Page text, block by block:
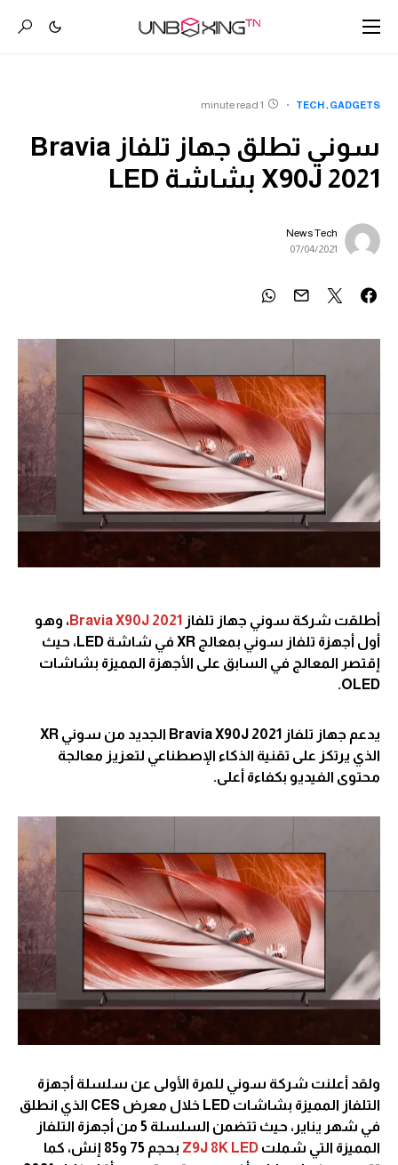
GADGETS
TECH
1 minute read
سوني تطلق جهاز تلفاز Bravia
X90J 2021 بشاشة LED
News Tech
07/04/2021
أطلقت شركة سوني جهاز تلفاز Bravia X90J 2021 ، وهو
أول أجهزة تلفاز سوني بمعالج XR في شاشة LED، حيث
إقتصر المعالج في السابق على الأجهزة المميزة بشاشات
OLED.
يدعم جهاز تلفاز Bravia X90J 2021 الجديد من سوني XR
الذي يرتكز على تقنية الذكاء الإصطناعي لتعزيز معالجة
محتوى الفيديو بكفاءة أعلى.
ولقد أعلنت شركة سوني للمرة الأولى عن سلسلة أجهزة
التلفاز المميزة بشاشات LED خلال معرض CES الذي انطلق
في شهر يناير، حيث تتضمن السلسلة 5 من أجهزة التلفاز
المميزة التي شملت Z9J 8K LED
بحجم 75 و85 إنش، كما